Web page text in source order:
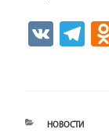
V
Te
РУБРИКИ
НОВОСТИ